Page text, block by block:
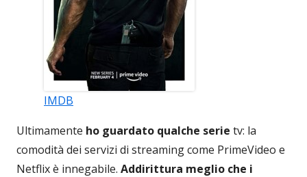
IMDB
Ultimamente ho guardato qualche serie tv: la
comodità dei servizi di streaming come PrimeVideo e
Netflix è innegabile. Addirittura meglio che i